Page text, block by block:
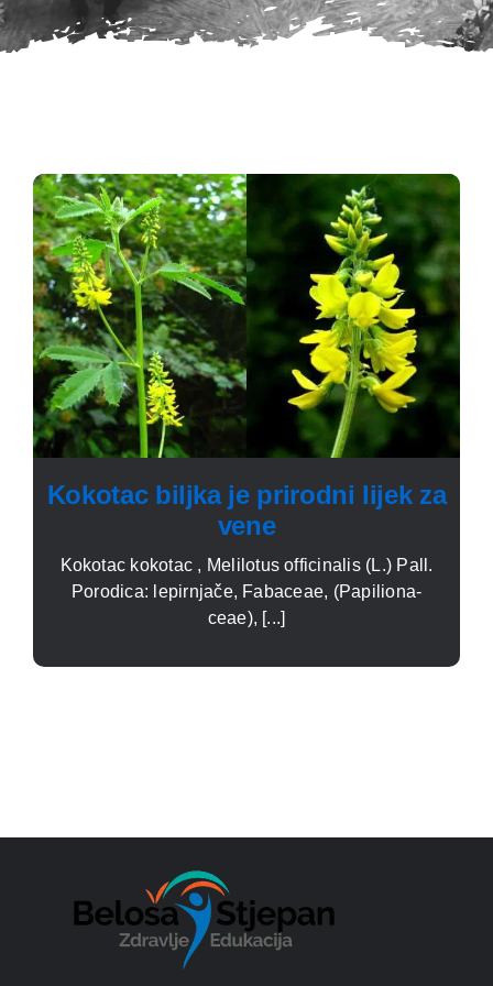
Kokotac biljka je prirodni lijek za
vene
Kokotac kokotac , Melilotus officinalis (L.) Pall.
Porodica: lepirnjače, Fabaceae, (Papiliona­
ceae), [...]